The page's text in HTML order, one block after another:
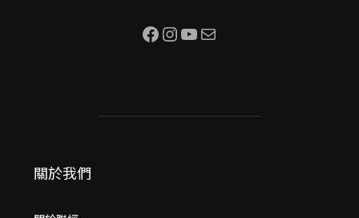
Facebook InstagramYouTube 電子郵件
關於我們